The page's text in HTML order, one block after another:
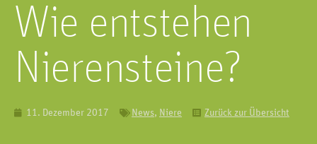
gespeichert.
Blut hunderte
Wie entstehen
Nierensteine?
11. Dezember 2017 News, Niere Zurück zur Übersicht